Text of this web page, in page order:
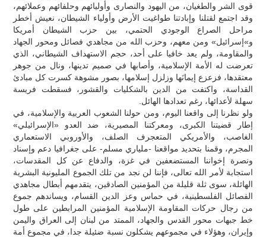
قوى الشر والطغيان، من اليهود والنصارى وأوليائهم وحلفائهم وعملائهم،
وقد اجتمع لقتلنا وإبادتنا طواغيت الأرض وأولياء الشيطان، نعيش أخطر
مراحل الصراع الوجودي الحتمي، بين حزب الشيطان أمريكا
و»إسرائيل» ومن معهم، وحزب الله من مجاهدي فصائل ومحور الجهاد
والمقاومة، ولم يعد خافيا على أحد، حجم الاستهداف الشيطاني، الذي
تعرضت له الأمة الإسلامية، وأصابها في صميم تدينها، ونال من جوهر
معتقدها، فزعزع إيمانَها وزلزل إسلامها، بصور مشوهة كسرت كل مبادئ
القداسة، واكتفت من الدين بالشكليات والقشور، فسقطت فريسة
سهلة لأعدائها، رغم تعدادها الهائل.
ولو نظرنا إلى واقعنا اليوم، ومن حولنا الشعوب العربية والإسلامية، في
إطار قضيتنا الكبرى، ومعركتنا المصيرية، ضد العدو «الإسرائيلي»
الغاصب، والأمريكي المتعجرف الصلف، والأوروبي الاستعماري
المجرم، وقمنا بتحديد مواقعنا -ملياري مسلم- على جغرافيا دعم وإسناد
ونصرة إخواننا المستضعفين في غزة، والدفاع عن كل المقدسات،
استجابة لأمر الله تعالى، فإننا لن نجد من تلك الجموع المليونية البشرية
الهائلة، سوى ثلة قليلة من المؤمنين الصادقين، يتقدمهم أبطال مجاهدي
الفصائل الفلسطينية، في حماس وعز الدين القسام، ويساندهم جموع
من رجال حركات المقاومة الإسلامية المؤمنين المرابطين على طول
خط جبهات محور القدس والجهاد، الممتد من لبنان إلى العراق واليمن
وإيران، وهؤلاء في مجموعهم يشكلون نسبة ضئيلة جدا، في مجموع أمة